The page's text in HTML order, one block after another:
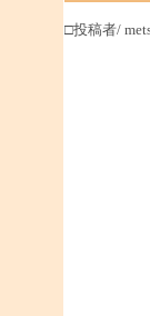
□投稿者/